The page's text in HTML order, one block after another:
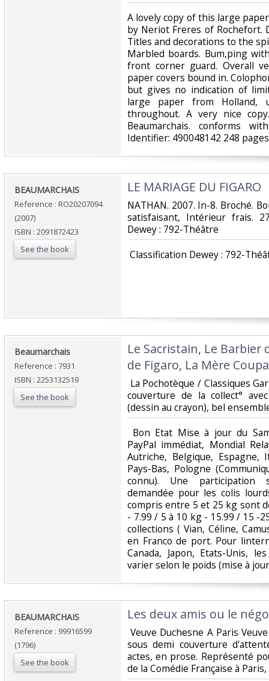
‎A lovely copy of this large
by Neriot Freres of Rochefort.
Titles and decorations to the
Marbled boards. Bum,ping
front corner guard. Overall
paper covers bound in.
but gives no indication of
large paper from Holland,
throughout. A very nice
Beaumarchais. conforms
Identifier: 490048142 248
‎BEAUMARCHAIS‎
Reference : RO20207094
(2007)
ISBN : 2091872423
See the book
‎LE MARIAGE DU FIGARO‎
‎NATHAN. 2007. In-8. Broché.
satisfaisant, Intérieur frais.
Dewey : 792-Théâtre‎
Classification Dewey : 792-
‎Beaumarchais‎
Reference : 7931
ISBN : 2253132519
See the book
‎Le Sacristain, Le Barbier
de Figaro, La Mère
La Pochotèque / Classiques
couverture de la collect°
(dessin au crayon), bel
Bon Etat Mise à jour du
PayPal immédiat, Mondial
Autriche, Belgique, Espagne,
Pays-Bas, Pologne
connu). Une participation
demandée pour les colis
compris entre 5 et 25 kg sont
- 7.99 / 5 à 10 kg - 15.99 / 15 -
collections ( Vian, Céline,
en Franco de port. Pour
Canada, Japon, Etats-Unis,
varier selon le poids (mise à
‎BEAUMARCHAIS ‎
Reference : 99916599
(1796)
See the book
‎Les deux amis ou le
Veuve Duchesne A Paris
sous demi couverture
actes, en prose. Représenté
de la Comédie Française à